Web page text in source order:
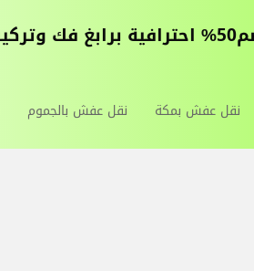
نقل عفش بمكة نقل عفش بالجموم